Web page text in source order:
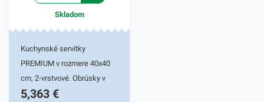
Skladom
Kuchynské servítky
PREMIUM v rozmere 40x40
cm, 2-vrstvové. Obrúsky v
bielej farbe v balení 50ks.
5,363 €